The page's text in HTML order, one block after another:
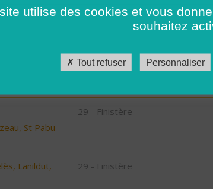
(H/F)
29 - Finistère
pour
29 - Finistère
St Pabu
29 - Finistère
Lanildut,
29 - Finistère
utilise des cookies et vous
souhaitez
Tout refuser Personnaliser